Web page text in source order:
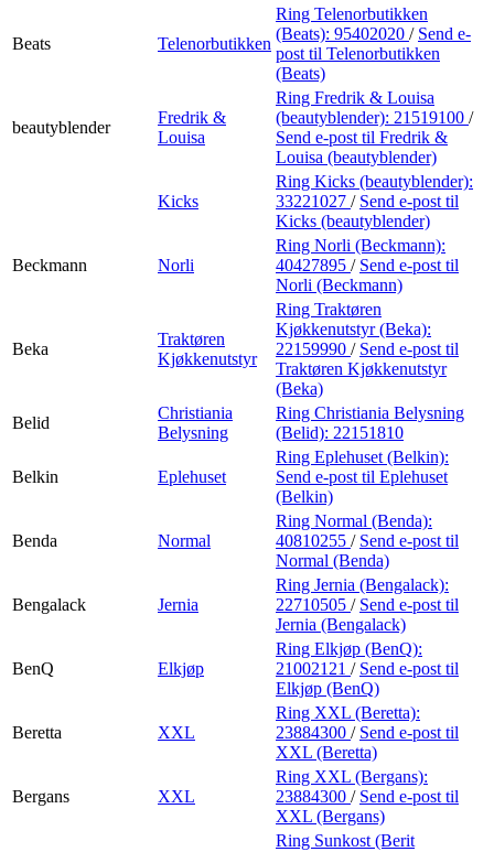
Beats Telenorbutikken
Ring Telenorbutikken
(Beats): 95402020 / Send e-
post til Telenorbutikken
(Beats)
beautyblender
Fredrik &
Louisa
Ring Fredrik & Louisa
(beautyblender): 21519100 /
Send e-post til Fredrik &
Louisa (beautyblender)
Kicks
Ring Kicks (beautyblender):
33221027 / Send e-post til
Kicks (beautyblender)
Beckmann Norli
Ring Norli (Beckmann):
40427895 / Send e-post til
Norli (Beckmann)
Beka
Traktøren
Kjøkkenutstyr
Ring Traktøren
Kjøkkenutstyr (Beka):
22159990 / Send e-post til
Traktøren Kjøkkenutstyr
(Beka)
Belid
Christiania
Belysning
Ring Christiania Belysning
(Belid): 22151810
Belkin Eplehuset
Ring Eplehuset (Belkin):
Send e-post til Eplehuset
(Belkin)
Benda Normal
Ring Normal (Benda):
40810255 / Send e-post til
Normal (Benda)
Bengalack Jernia
Ring Jernia (Bengalack):
22710505 / Send e-post til
Jernia (Bengalack)
BenQ Elkjøp
Ring Elkjøp (BenQ):
21002121 / Send e-post til
Elkjøp (BenQ)
Beretta XXL
Ring XXL (Beretta):
23884300 / Send e-post til
XXL (Beretta)
Bergans XXL
Ring XXL (Bergans):
23884300 / Send e-post til
XXL (Bergans)
Ring Sunkost (Berit